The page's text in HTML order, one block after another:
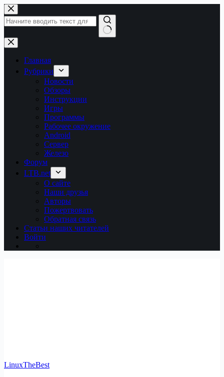
Перейти
к
сути
Ничего
не
найденоГлавная
Рубрики
Новости
Обзоры
Инструкции
Игры
Программы
Рабочее окружение
Android
Сервер
Железо
Форум
LTB.net
О сайте
Наши друзья
Авторы
Пожертвовать
Обратная связь
Статьи наших читателей
Войти
LinuxTheBest